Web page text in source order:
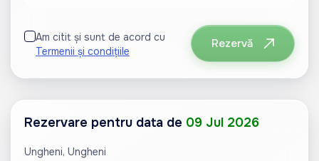
Am citit și sunt de acord cu
Termenii și condițiile
Rezervă
Rezervare pentru data de 09 Jul 2026
Ungheni, Ungheni